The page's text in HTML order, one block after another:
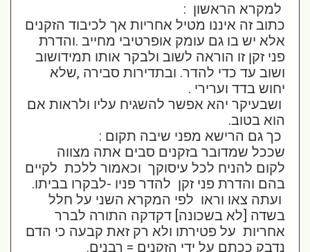
למקרא הראשון :
כתוב זה איננו מטיל אחריות אך לכיבוד הזקנים
אלא יש בו גם עומק אופרטיבי מחייב .והדרת
פני זקן זו הוראה לשוב ולבקר אותו תמידושוב
ושוב עד כדי להדר. ובתדירות סבירה ,שלא
יחוש בדד וערירי .
ושבעיקר יהא אפשר להשגיח עליו ולראות אם
הוא בטוב.
כך גם הרישא מפני שיבה תקום :
שככל שמדובר בזקנים סבים אתה מצווה
לקום להניח לכל עיסוקך וכאמור ללכת לקיים
בהם והדרת פני זקן להדר פניו -לבקרו בביתו.
ועתה צאו וראו לפי המקרא השני על חלל
בשדה [לא בשכונה] דקדקה התורה לברר
אחריות על פטירתו ולא רק זאת קבעה כי הדם
נדבק ככתם על ידי הזקנים = רבנים.